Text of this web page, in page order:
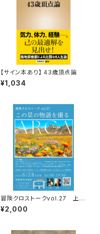
【サイン本あり】 43歳頂点論
¥1,034
冒険クロストークvol.27 上田
優紀「この星の物語を撮る」録画
視聴権
¥2,000